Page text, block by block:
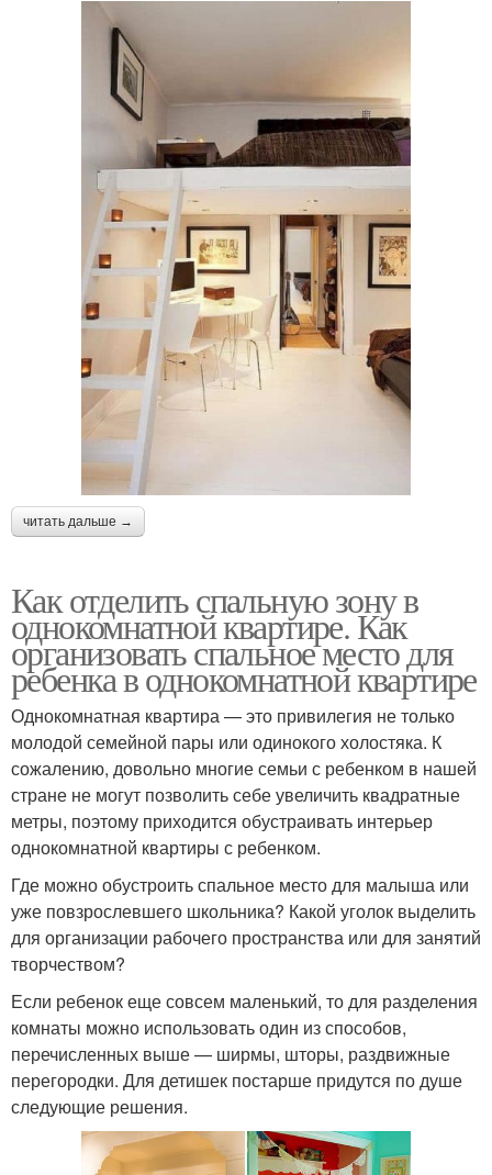
читать дальше →
Как отделить спальную зону в
однокомнатной квартире. Как
организовать спальное место для
ребенка в однокомнатной квартире
Однокомнатная квартира — это привилегия не только
молодой семейной пары или одинокого холостяка. К
сожалению, довольно многие семьи с ребенком в нашей
стране не могут позволить себе увеличить квадратные
метры, поэтому приходится обустраивать интерьер
однокомнатной квартиры с ребенком.
Где можно обустроить спальное место для малыша или
уже повзрослевшего школьника? Какой уголок выделить
для организации рабочего пространства или для занятий
творчеством?
Если ребенок еще совсем маленький, то для разделения
комнаты можно использовать один из способов,
перечисленных выше — ширмы, шторы, раздвижные
перегородки. Для детишек постарше придутся по душе
следующие решения.